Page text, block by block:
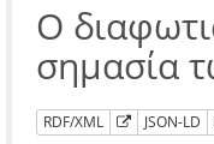
Ο
σημασία
RDF/XML JSON-LD